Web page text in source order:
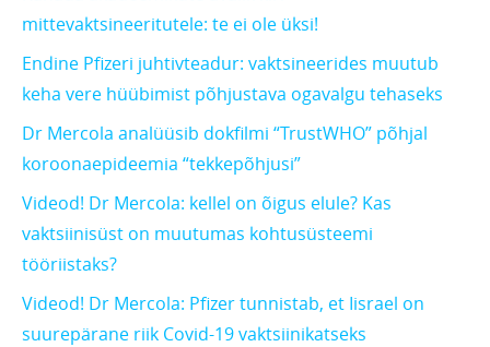
mittevaktsineeritutele: te ei ole üksi!
Endine Pfizeri juhtivteadur: vaktsineerides muutub
keha vere hüübimist põhjustava ogavalgu tehaseks
Dr Mercola analüüsib dokfilmi “TrustWHO” põhjal
koroonaepideemia “tekkepõhjusi”
Videod! Dr Mercola: kellel on õigus elule? Kas
vaktsiinisüst on muutumas kohtusüsteemi
tööriistaks?
Videod! Dr Mercola: Pfizer tunnistab, et Iisrael on
suurepärane riik Covid-19 vaktsiinikatseks